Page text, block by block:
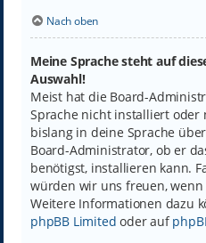
Nach oben
Meine Sprache steht auf
Auswahl!
Meist hat die Board-
Sprache nicht installiert oder
bislang in deine Sprache
Board-Administrator, ob er
benötigst, installieren kann.
würden wir uns freuen,
Weitere Informationen dazu
phpBB Limited oder auf